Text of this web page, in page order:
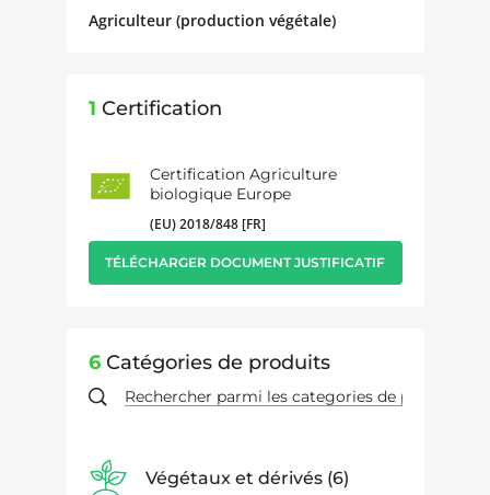
Agriculteur (production végétale)
1 Certification
Certification Agriculture
biologique Europe
(EU) 2018/848 [FR]
TÉLÉCHARGER DOCUMENT JUSTIFICATIF
6Catégories de produits
Végétaux et dérivés 6